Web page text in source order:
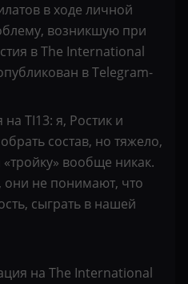
в ходе личной
возникшую при
в The International
в Telegram-
TI13: я, Ростик и
состав, но тяжело,
вообще никак.
не понимают, что
сыграть в нашей
на The International